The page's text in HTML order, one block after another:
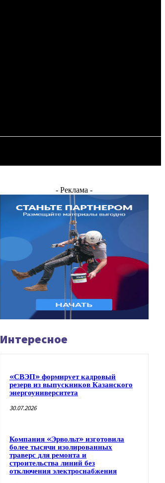
- Реклама -
Интересное
«СВЭП» формирует кадровый
резерв из выпускников Казанского
энергоуниверситета
30.07.2026
Компания «Эрвольт» изготовила
более тысячи изолированных
траверс для ремонта и
строительства линий без
отключения электроснабжения